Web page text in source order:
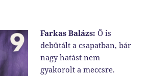
Farkas Balázs:Ő is
debütált a csapatban, bár
nagy hatást nem
gyakorolt a meccsre.